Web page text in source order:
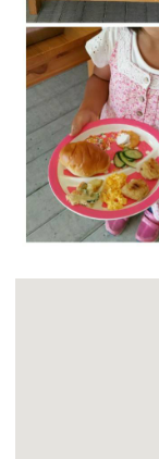
マッチング
お金を寄付
立ち上
居場所づく
資料・動画
助成金情報